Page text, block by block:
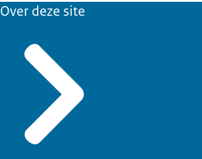
Over deze site